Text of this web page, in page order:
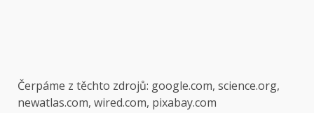
Čerpáme z těchto zdrojů: google.com, science.org,
newatlas.com, wired.com, pixabay.com